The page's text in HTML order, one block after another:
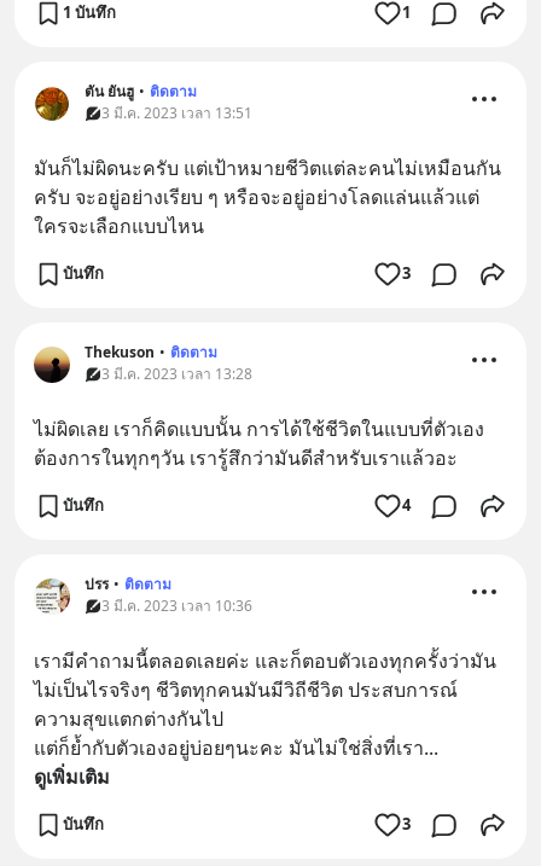
1 บันทึก 1
ตัน ยันฮู • ติดตาม
3 มี.ค. 2023 เวลา 13:51
มันก็ไม่ผิดนะครับ แต่เป้าหมายชีวิตแต่ละคนไม่เหมือนกัน
ครับ จะอยู่อย่างเรียบ ๆ หรือจะอยู่อย่างโลดแล่นแล้วแต่
ใครจะเลือกแบบไหน
บันทึก 3
Thekuson • ติดตาม
3 มี.ค. 2023 เวลา 13:28
ไม่ผิดเลย เราก็คิดแบบนั้น การได้ใช้ชีวิตในแบบที่ตัวเอง
ต้องการในทุกๆวัน เรารู้สึกว่ามันดีสำหรับเราแล้วอะ
บันทึก 4
ปรร • ติดตาม
3 มี.ค. 2023 เวลา 10:36
เรามีคำถามนี้ตลอดเลยค่ะ และก็ตอบตัวเองทุกครั้งว่ามัน
ไม่เป็นไรจริงๆ ชีวิตทุกคนมันมีวิถีชีวิต ประสบการณ์
ความสุขแตกต่างกันไป
แต่ก็ย้ำกับตัวเองอยู่บ่อยๆนะคะ มันไม่ใช่สิ่งที่เรา...
ดูเพิ่มเติม
บันทึก 3